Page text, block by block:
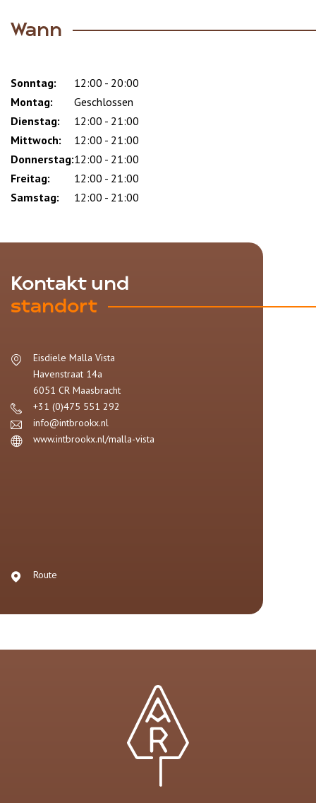
Wann
Day
Time
slot
Comment
Sonntag:
12:00 - 20:00
Montag:
Geschlossen
Dienstag:
12:00 - 21:00
Mittwoch:
12:00 - 21:00
Donnerstag:12:00 - 21:00
Freitag:
12:00 - 21:00
Samstag:
12:00 - 21:00
Kontakt und
standort
Eisdiele Malla Vista
Havenstraat 14a
6051 CR Maasbracht
+31 (0)475 551 292
info@intbrookx.nl
www.intbrookx.nl/malla-vista
Route